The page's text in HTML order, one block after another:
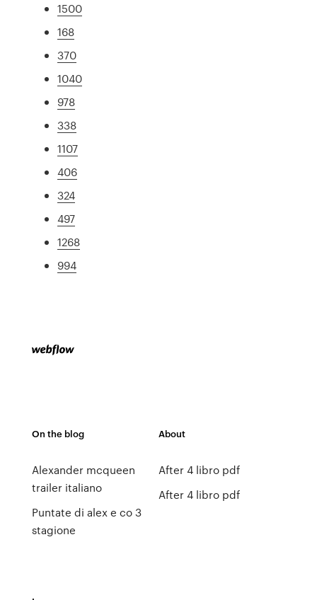
1500
168
370
1040
978
338
1107
406
324
497
1268
994
On the blog
Alexander mcqueen
trailer italiano
Puntate di alex e co 3
stagione
About
After 4 libro pdf
After 4 libro pdf